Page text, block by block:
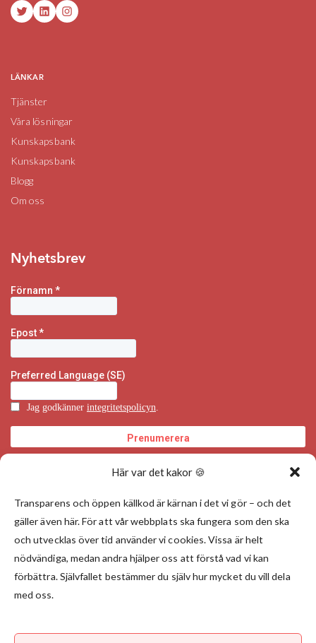
Här var det kakor 🍪
Transparens och öppen källkod är kärnan i det vi gör – och det
gäller även här. För att vår webbplats ska fungera som den ska
och utvecklas över tid använder vi cookies. Vissa är helt
nödvändiga, medan andra hjälper oss att förstå vad vi kan
förbättra. Självfallet bestämmer du själv hur mycket du vill dela
med oss.
TwitterLinkedInInstagram
LÄNKAR
Tjänster
Våra lösningar
Kunskapsbank
Kunskapsbank
Blogg
Om oss
Nyhetsbrev